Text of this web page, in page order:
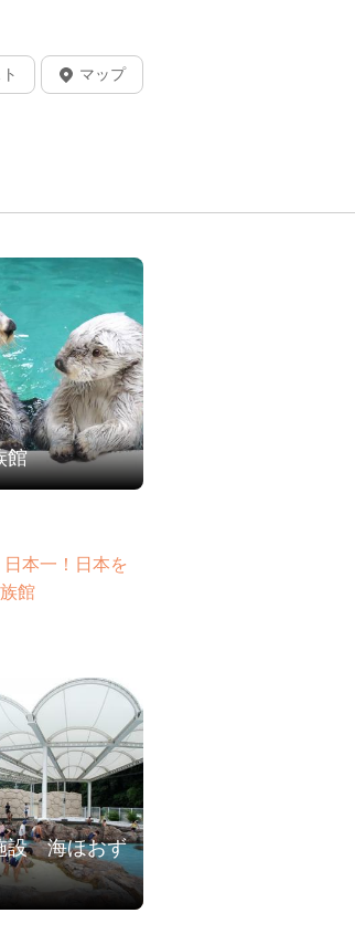
マップ
館
本一！日本を
館
設 海ほおず